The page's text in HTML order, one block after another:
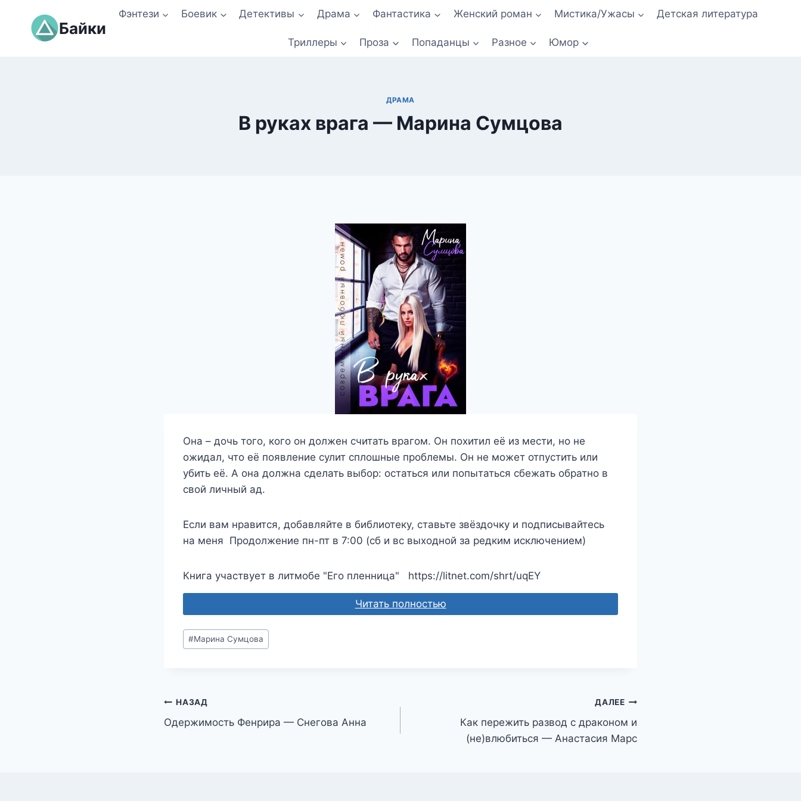
содержимому
Байки
Фэнтези Боевик Детективы Драма Фантастика Женский роман Мистика/Ужасы Детская литература
Триллеры Проза Попаданцы Разное Юмор
ДРАМА
В руках врага — Марина Сумцова
Она – дочь того, кого он должен считать врагом. Он похитил её из мести, но не
ожидал, что её появление сулит сплошные проблемы. Он не может отпустить или
убить её. А она должна сделать выбор: остаться или попытаться сбежать обратно в
свой личный ад.
Если вам нравится, добавляйте в библиотеку, ставьте звёздочку и подписывайтесь
на меня Продолжение пн-пт в 7:00 (сб и вс выходной за редким исключением)
Книга участвует в литмобе "Его пленница" https://litnet.com/shrt/uqEY
Читать полностью
Метки
записи:
#Марина Сумцова
Навигация
по
НАЗАД
Одержимость Фенрира — Снегова Анна
ДАЛЕЕ
Как пережить развод с драконом и
(не)влюбиться — Анастасия Марс